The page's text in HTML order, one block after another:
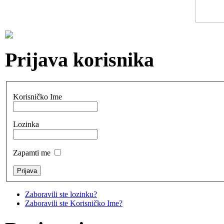
Prijava korisnika
Korisničko Ime
Lozinka
Zapamti me
Zaboravili ste lozinku?
Zaboravili ste Korisničko Ime?